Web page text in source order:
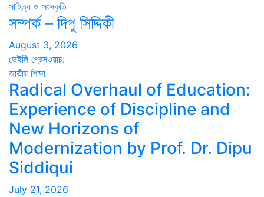
সাহিত্য ও সংস্কৃতি
সম্পর্ক – দিপু সিদ্দিকী
August 3, 2026
ডেইলি প্রেসওয়াচ:
জাতীয় শিক্ষা
Radical Overhaul of Education:
Experience of Discipline and
New Horizons of
Modernization by Prof. Dr. Dipu
Siddiqui
July 21, 2026